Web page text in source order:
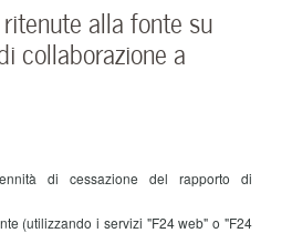
ritenute alla fonte su
collaborazione a
di cessazione del rapporto di
(utilizzando i servizi "F24 web" o "F24